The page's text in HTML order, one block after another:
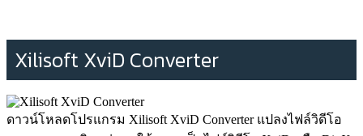
Xilisoft XviD Converter
ดาวน์โหลดโปรแกรม Xilisoft XviD Converter แปลงไฟล์วิดีโอ